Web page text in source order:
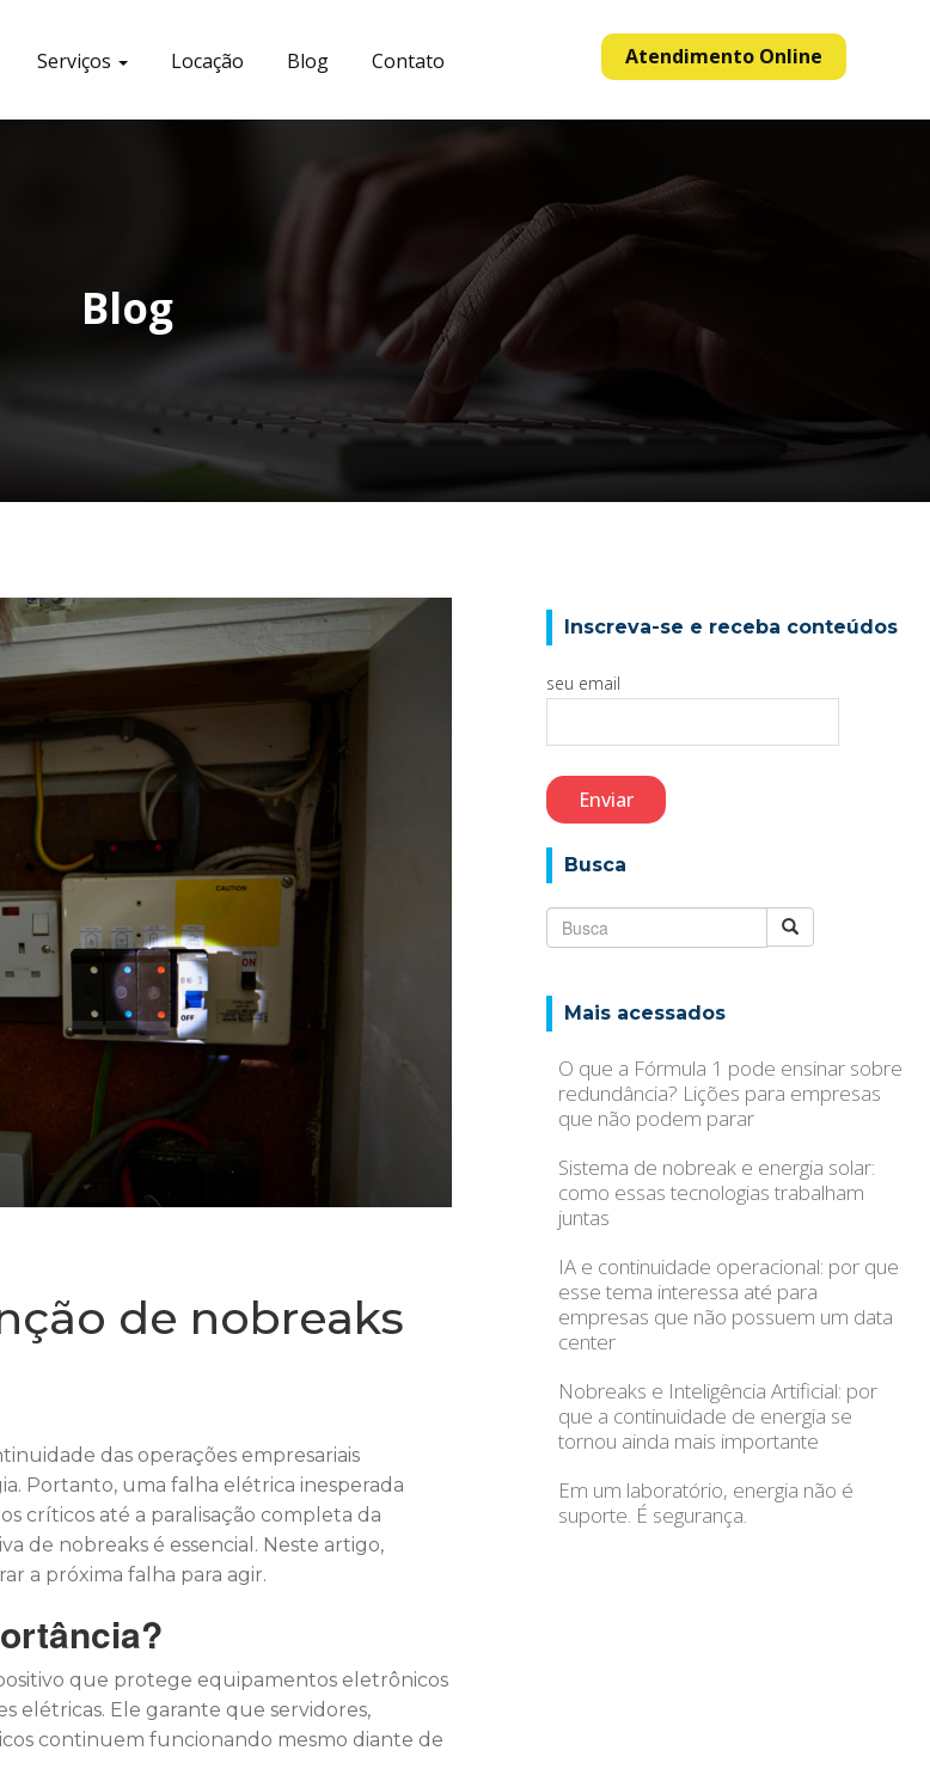
Atendimento Online
Serviços Locação Blog Contato
Blog
de nobreaks
das operações empresariais
Portanto, uma falha elétrica inesperada
críticos até a paralisação completa da
de nobreaks é essencial. Neste artigo,
a próxima falha para agir.
que protege equipamentos eletrônicos
elétricas. Ele garante que servidores,
continuem funcionando mesmo diante de
Inscreva-se e receba conteúdos
seu email
Busca
Mais acessados
O que a Fórmula 1 pode ensinar sobre
redundância? Lições para empresas
que não podem parar
Sistema de nobreak e energia solar:
como essas tecnologias trabalham
juntas
IA e continuidade operacional: por que
esse tema interessa até para
empresas que não possuem um data
center
Nobreaks e Inteligência Artificial: por
que a continuidade de energia se
tornou ainda mais importante
Em um laboratório, energia não é
suporte. É segurança.